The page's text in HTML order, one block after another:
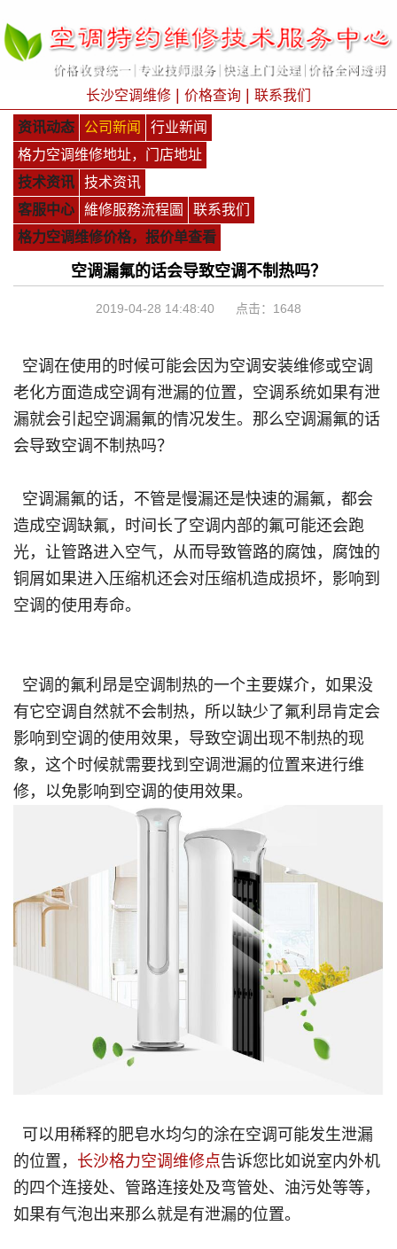
长沙空调维修 | 价格查询 | 联系我们
资讯动态 公司新闻
行业新闻
格力空调维修地址，门店地址
技术资讯
技术资讯
客服中心
維修服務流程圖
联系我们
格力空调维修价格，报价单查看
空调漏氟的话会导致空调不制热吗？
2019-04-28 14:48:40 点击： 1648
空调在使用的时候可能会因为空调安装维修或空调
老化方面造成空调有泄漏的位置，空调系统如果有泄
漏就会引起空调漏氟的情况发生。那么空调漏氟的话
会导致空调不制热吗？
空调漏氟的话，不管是慢漏还是快速的漏氟，都会
造成空调缺氟，时间长了空调内部的氟可能还会跑
光，让管路进入空气，从而导致管路的腐蚀，腐蚀的
铜屑如果进入压缩机还会对压缩机造成损坏，影响到
空调的使用寿命。
空调的氟利昂是空调制热的一个主要媒介，如果没
有它空调自然就不会制热，所以缺少了氟利昂肯定会
影响到空调的使用效果，导致空调出现不制热的现
象，这个时候就需要找到空调泄漏的位置来进行维
修，以免影响到空调的使用效果。
可以用稀释的肥皂水均匀的涂在空调可能发生泄漏
的位置， 长沙格力空调维修点告诉您比如说室内外机
的四个连接处、管路连接处及弯管处、油污处等等，
如果有气泡出来那么就是有泄漏的位置。